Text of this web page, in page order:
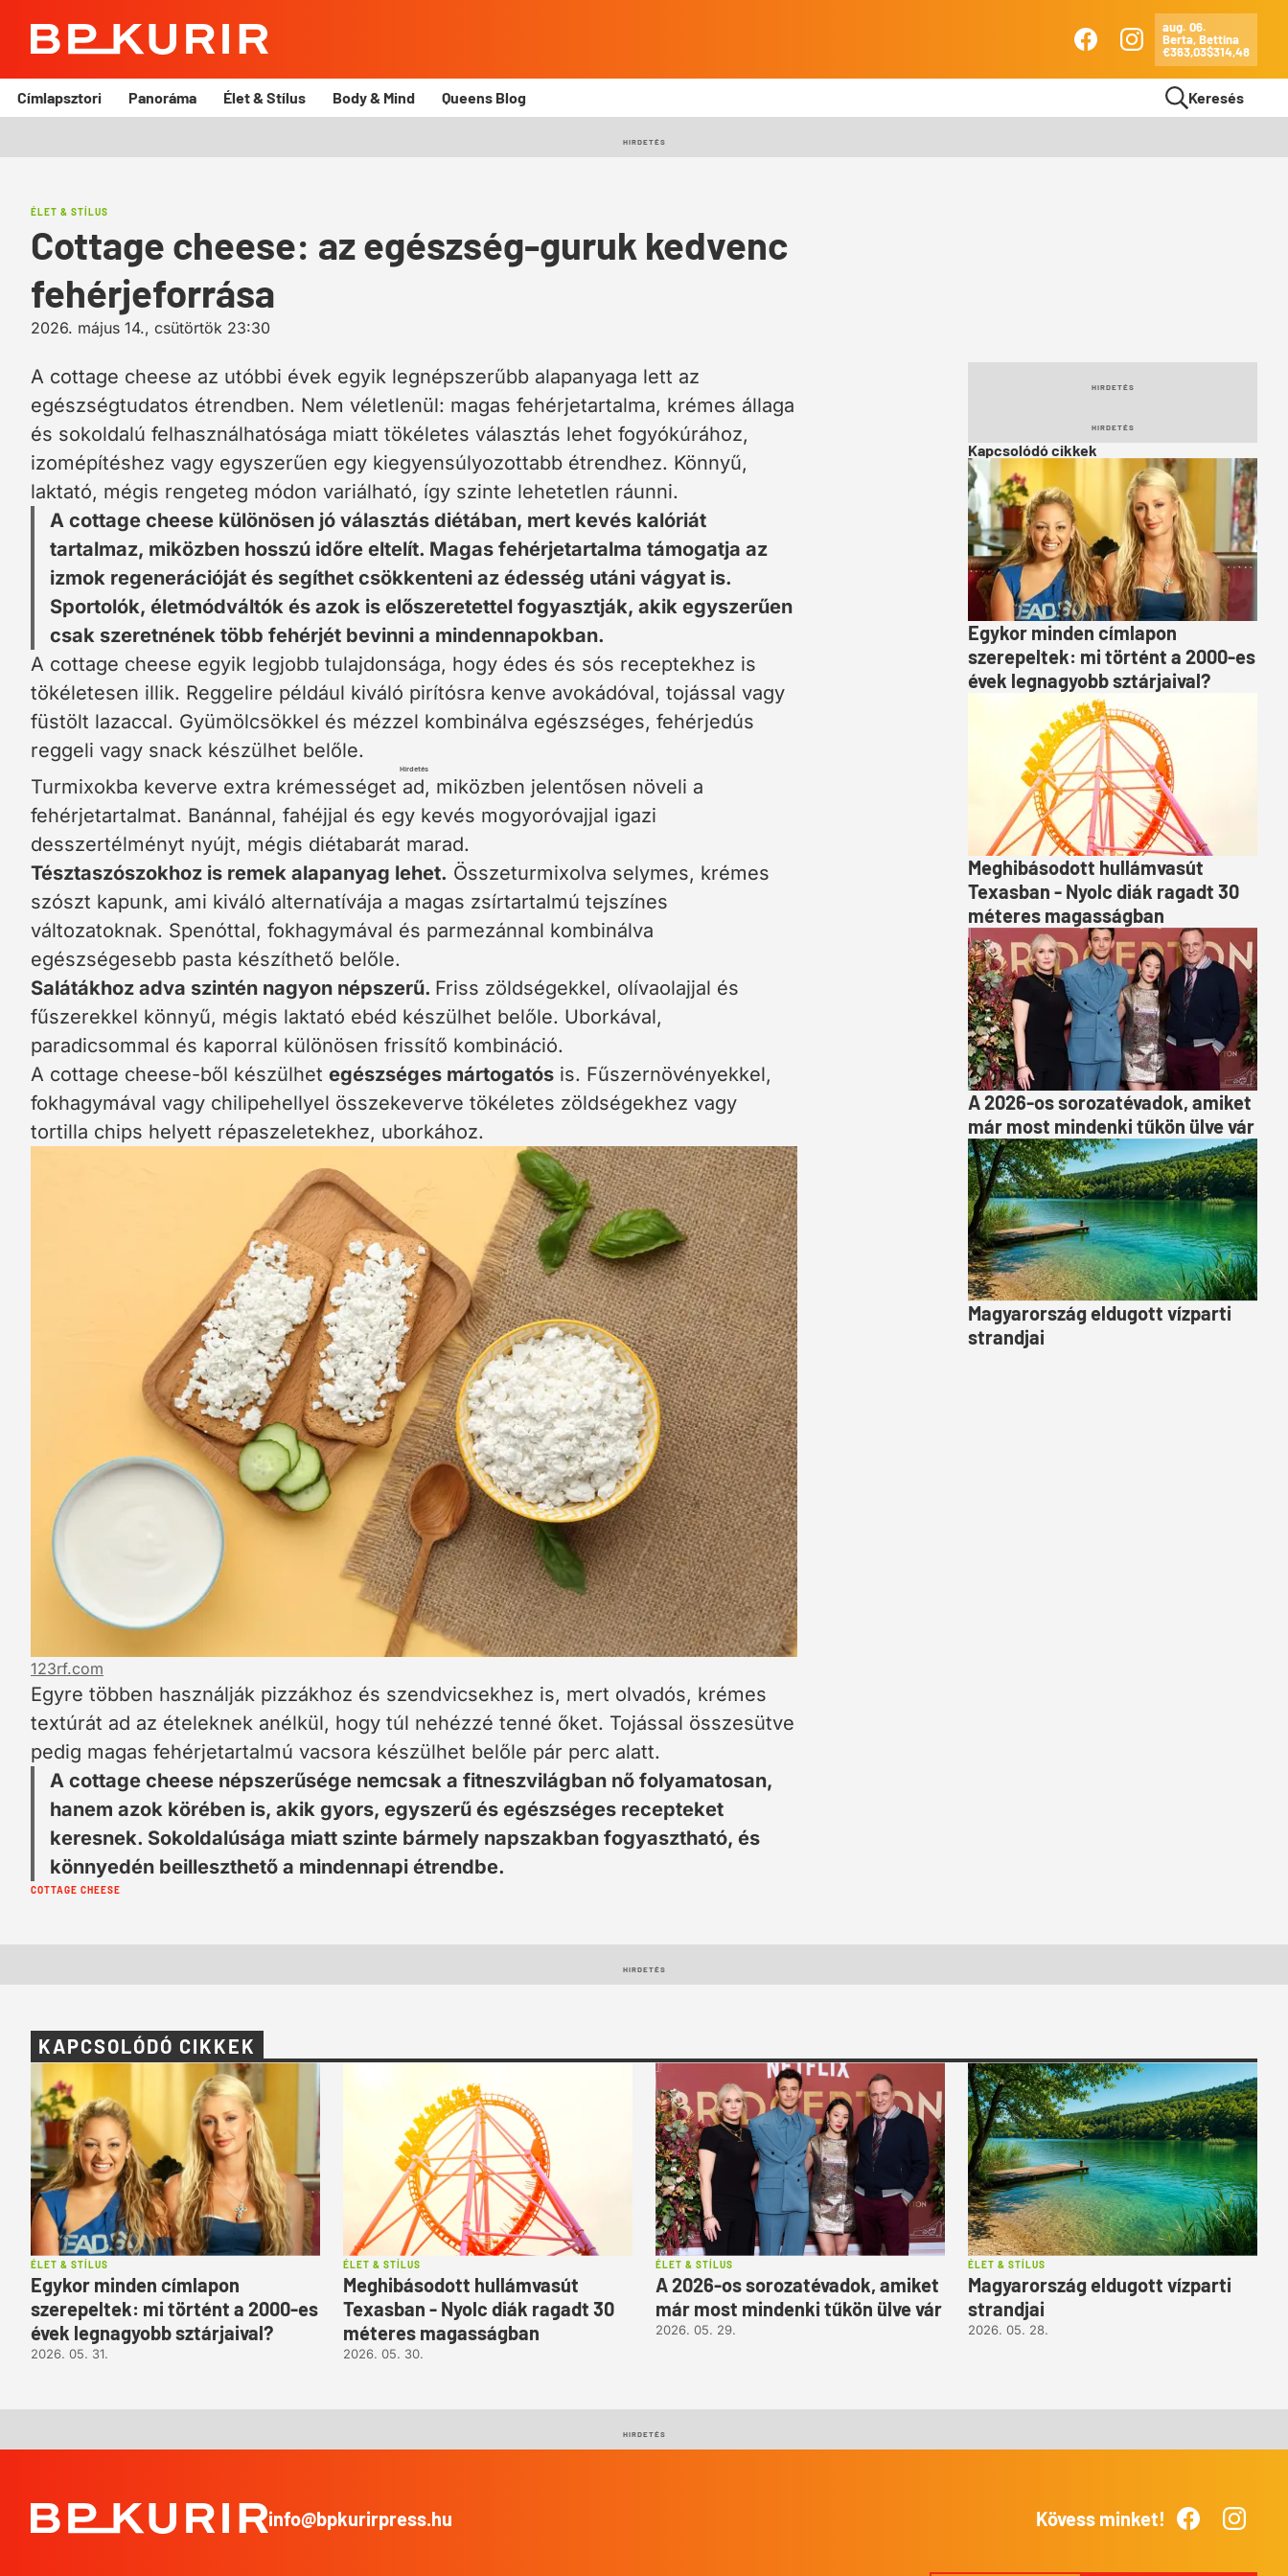
Kurír
FacebookInstagram
Ma
aug. 06.
Berta, Bettina
€363,03$314,48
Címlapsztori Panoráma Élet & Stílus Body & Mind Queens Blog Keresés
HIRDETÉS
ÉLET & STÍLUS
Cottage cheese: az egészség-guruk kedvenc
fehérjeforrása
2026. május 14., csütörtök 23:30
HIRDETÉS
HIRDETÉS
Kapcsolódó cikkek
Egykor minden címlapon
szerepeltek: mi történt a 2000-es
évek legnagyobb sztárjaival?
Meghibásodott hullámvasút
Texasban - Nyolc diák ragadt 30
méteres magasságban
A 2026-os sorozatévadok, amiket
már most mindenki tűkön ülve vár
Magyarország eldugott vízparti
strandjai
A cottage cheese az utóbbi évek egyik legnépszerűbb alapanyaga lett az
egészségtudatos étrendben. Nem véletlenül: magas fehérjetartalma, krémes állaga
és sokoldalú felhasználhatósága miatt tökéletes választás lehet fogyókúrához,
izomépítéshez vagy egyszerűen egy kiegyensúlyozottabb étrendhez. Könnyű,
laktató, mégis rengeteg módon variálható, így szinte lehetetlen ráunni.
A cottage cheese különösen jó választás diétában, mert kevés kalóriát
tartalmaz, miközben hosszú időre eltelít. Magas fehérjetartalma támogatja az
izmok regenerációját és segíthet csökkenteni az édesség utáni vágyat is.
Sportolók, életmódváltók és azok is előszeretettel fogyasztják, akik egyszerűen
csak szeretnének több fehérjét bevinni a mindennapokban.
A cottage cheese egyik legjobb tulajdonsága, hogy édes és sós receptekhez is
tökéletesen illik. Reggelire például kiváló pirítósra kenve avokádóval, tojással vagy
füstölt lazaccal. Gyümölcsökkel és mézzel kombinálva egészséges, fehérjedús
reggeli vagy snack készülhet belőle.
Hirdetés
Turmixokba keverve extra krémességet ad, miközben jelentősen növeli a
fehérjetartalmat. Banánnal, fahéjjal és egy kevés mogyoróvajjal igazi
desszertélményt nyújt, mégis diétabarát marad.
Tésztaszószokhoz is remek alapanyag lehet. Összeturmixolva selymes, krémes
szószt kapunk, ami kiváló alternatívája a magas zsírtartalmú tejszínes
változatoknak. Spenóttal, fokhagymával és parmezánnal kombinálva
egészségesebb pasta készíthető belőle.
Salátákhoz adva szintén nagyon népszerű. Friss zöldségekkel, olívaolajjal és
fűszerekkel könnyű, mégis laktató ebéd készülhet belőle. Uborkával,
paradicsommal és kaporral különösen frissítő kombináció.
A cottage cheese-ből készülhet egészséges mártogatós is. Fűszernövényekkel,
fokhagymával vagy chilipehellyel összekeverve tökéletes zöldségekhez vagy
tortilla chips helyett répaszeletekhez, uborkához.
123rf.com
Egyre többen használják pizzákhoz és szendvicsekhez is, mert olvadós, krémes
textúrát ad az ételeknek anélkül, hogy túl nehézzé tenné őket. Tojással összesütve
pedig magas fehérjetartalmú vacsora készülhet belőle pár perc alatt.
A cottage cheese népszerűsége nemcsak a fitneszvilágban nő folyamatosan,
hanem azok körében is, akik gyors, egyszerű és egészséges recepteket
keresnek. Sokoldalúsága miatt szinte bármely napszakban fogyasztható, és
könnyedén beilleszthető a mindennapi étrendbe.
Cimkék:
COTTAGE CHEESE
HIRDETÉS
KAPCSOLÓDÓ CIKKEK
ÉLET & STÍLUS
Egykor minden címlapon
szerepeltek: mi történt a 2000-es
évek legnagyobb sztárjaival?
2026. 05. 31.
ÉLET & STÍLUS
Meghibásodott hullámvasút
Texasban - Nyolc diák ragadt 30
méteres magasságban
2026. 05. 30.
ÉLET & STÍLUS
A 2026-os sorozatévadok, amiket
már most mindenki tűkön ülve vár
2026. 05. 29.
ÉLET & STÍLUS
Magyarország eldugott vízparti
strandjai
2026. 05. 28.
HIRDETÉS
info@bpkurirpress.hu Kövess minket!